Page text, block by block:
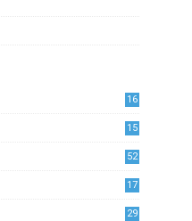
16
15
52
17
29